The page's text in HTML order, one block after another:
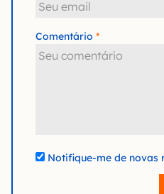
Comentário
Notifique-me de novas